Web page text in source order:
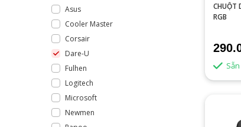
Asus
Cooler Master
Corsair
Dare-U
Fulhen
Logitech
Microsoft
Newmen
CHUỘT
RGB